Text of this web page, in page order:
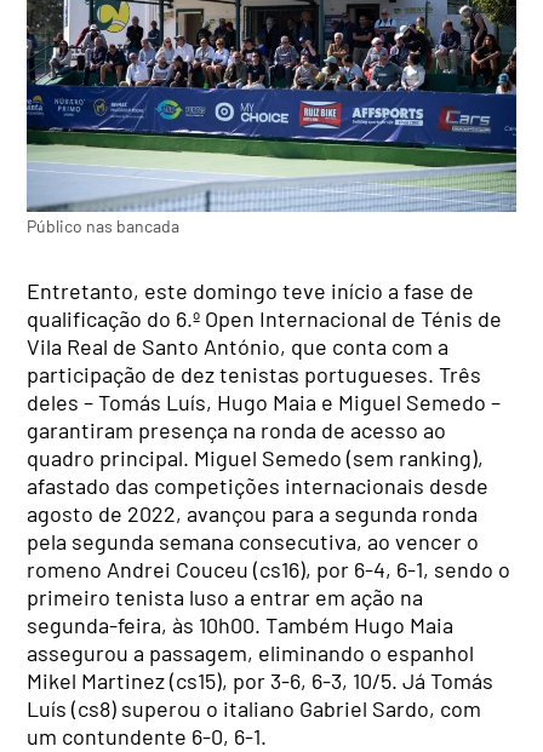
Público nas bancada
Entretanto, este domingo teve início a fase de
qualificação do 6.º Open Internacional de Ténis de
Vila Real de Santo António, que conta com a
participação de dez tenistas portugueses. Três
deles – Tomás Luís, Hugo Maia e Miguel Semedo –
garantiram presença na ronda de acesso ao
quadro principal. Miguel Semedo (sem ranking),
afastado das competições internacionais desde
agosto de 2022, avançou para a segunda ronda
pela segunda semana consecutiva, ao vencer o
romeno Andrei Couceu (cs16), por 6-4, 6-1, sendo o
primeiro tenista luso a entrar em ação na
segunda-feira, às 10h00. Também Hugo Maia
assegurou a passagem, eliminando o espanhol
Mikel Martinez (cs15), por 3-6, 6-3, 10/5. Já Tomás
Luís (cs8) superou o italiano Gabriel Sardo, com
um contundente 6-0, 6-1.